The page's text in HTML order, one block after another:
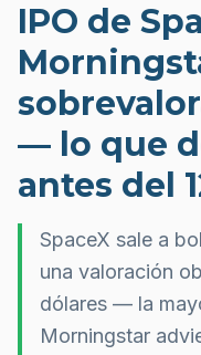
IPO de
— lo que
antes del
SpaceX sale a
una valoración
dólares — la
Morningstar